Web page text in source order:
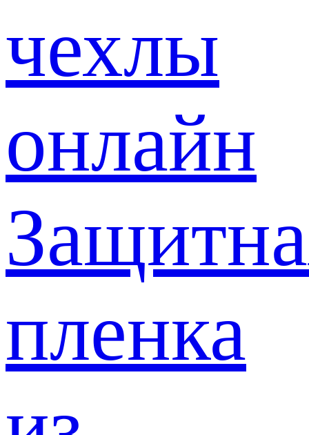
чехлы
онлайн
пленка